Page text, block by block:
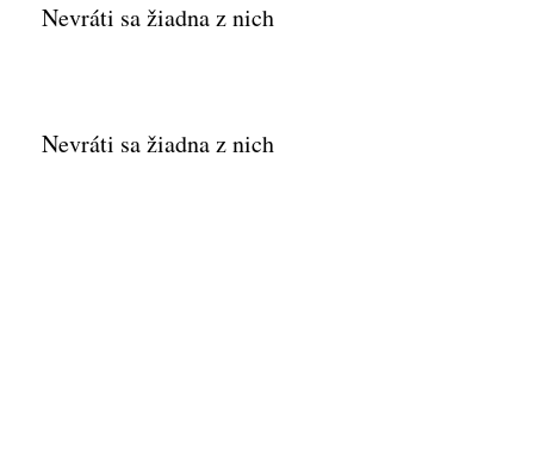
Nevráti sa žiadna z nich
Nevráti sa žiadna z nich